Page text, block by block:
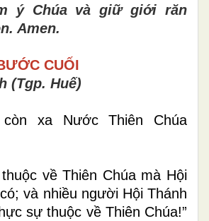
ý Chúa và giữ giới răn
Amen.
CUỐI
(Tgp. Huế)
còn xa Nước Thiên Chúa
về Thiên Chúa mà Hội
và nhiều người Hội Thánh
sự thuộc về Thiên Chúa!”